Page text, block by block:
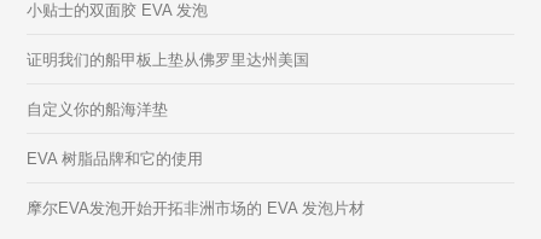
小贴士的双面胶 EVA 发泡
证明我们的船甲板上垫从佛罗里达州美国
自定义你的船海洋垫
EVA 树脂品牌和它的使用
摩尔EVA发泡开始开拓非洲市场的 EVA 发泡片材